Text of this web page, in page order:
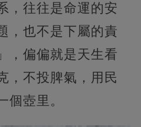
，往往是命運的安
，也不是下屬的責
，偏偏就是天生看
，不投脾氣，用民
個壺里。